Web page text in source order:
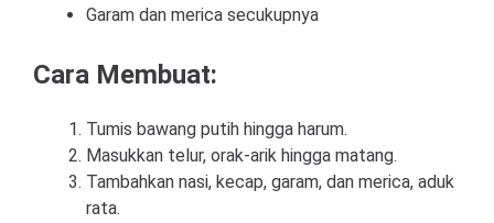
Garam dan merica secukupnya
Cara Membuat:
Tumis bawang putih hingga harum.
Masukkan telur, orak-arik hingga matang.
Tambahkan nasi, kecap, garam, dan merica, aduk
rata.